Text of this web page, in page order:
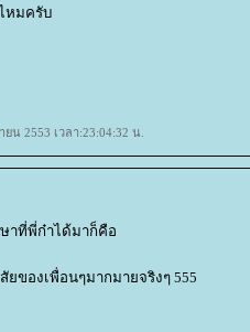
หมครับ
น 2553 เวลา:23:04:32 น.
าที่พี่ก๋าได้มาก็คือ
ของเพื่อนๆมากมายจริงๆ 555